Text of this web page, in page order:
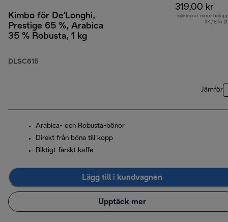
Kimbo för De'Longhi,
Prestige 65 %, Arabica
35 % Robusta, 1 kg
DLSC615
319,00 kr
Inkluderat
34,18 kr
Jämför
Arabica- och Robusta-bönor
Direkt från böna till kopp
Riktigt färskt kaffe
Lägg till i kundvagnen
Upptäck mer